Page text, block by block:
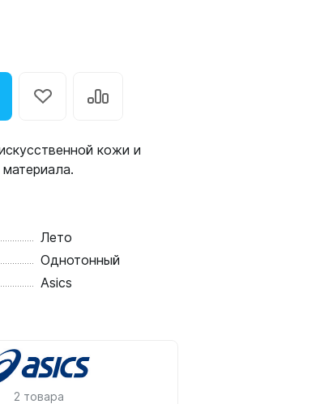
кожи и
Лето
Однотонный
Asics
2 товара